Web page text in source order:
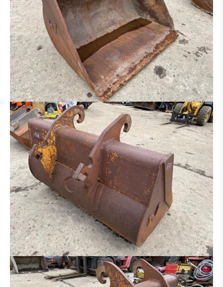
PLATIN POUR MARTEAU - GRAPPIN - ETC.
PINCE À TRIE
PINCE À GRAB
RÂTEAU
MARTEAU PIQUEUR
PINCE BOIS
RIPPER
ADAPTATEUR
PNEUS / JANTE
PONT